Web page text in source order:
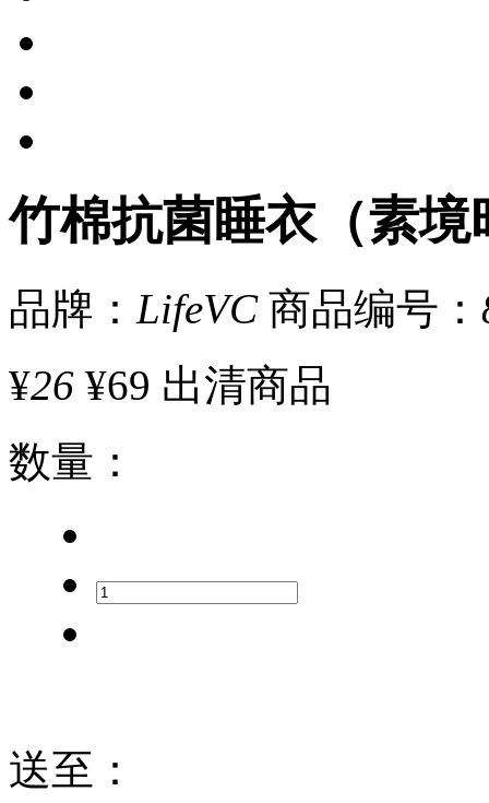
竹棉抗菌睡衣（素境
品牌： LifeVC 商品编号：
¥26 ¥69 出清商品
数量 ：
送至 ：